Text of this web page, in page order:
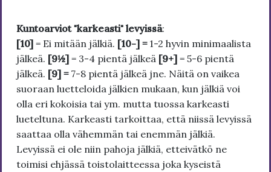
Kuntoarviot "karkeasti" levyissä:
[10] = Ei mitään jälkiä. [10-] = 1-2 hyvin minimaalista
jälkeä. [9½] = 3-4 pientä jälkeä [9+] = 5-6 pientä
jälkeä. [9] = 7-8 pientä jälkeä jne. Näitä on vaikea
suoraan luetteloida jälkien mukaan, kun jälkiä voi
olla eri kokoisia tai ym. mutta tuossa karkeasti
lueteltuna. Karkeasti tarkoittaa, että niissä levyissä
saattaa olla vähemmän tai enemmän jälkiä.
Levyissä ei ole niin pahoja jälkiä, etteivätkö ne
toimisi ehjässä toistolaitteessa joka kyseistä